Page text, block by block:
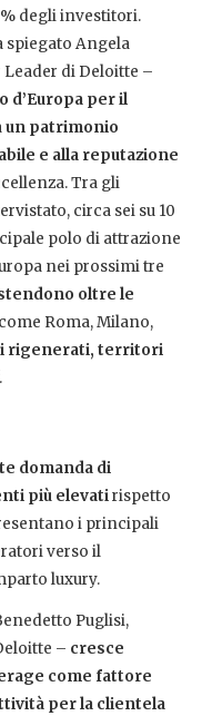
degli investitori.
spiegato Angela
Leader di Deloitte –
d’Europa per il
un patrimonio
e alla reputazione
Tra gli
circa sei su 10
polo di attrazione
nei prossimi tre
oltre le
come Roma, Milano,
rigenerati, territori
domanda di
più elevatirispetto
i principali
verso il
luxury.
Puglisi,
– cresce
come fattore
per la clientela